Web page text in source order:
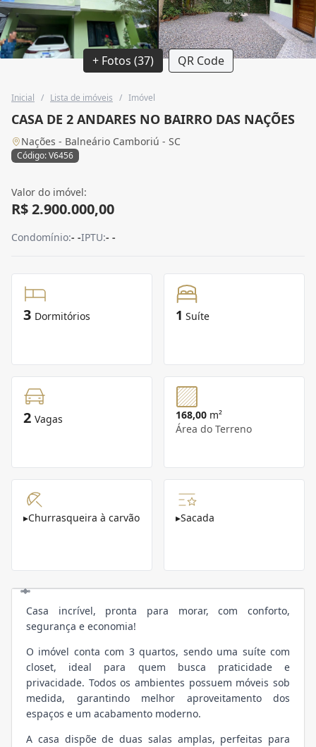
+ Fotos (37) QR Code
Inicial / Lista de imóveis / Imóvel
CASA DE 2 ANDARES NO BAIRRO DAS NAÇÕES
Nações - Balneário Camboriú - SC
Código: V6456
Valor do imóvel:
R$ 2.900.000,00
Condomínio:- -IPTU:- -
3 Dormitórios 1 Suíte
2 Vagas 168,00 m²
Área do Terreno
▸Churrasqueira à carvão ▸Sacada
Casa incrível, pronta para morar, com conforto,
segurança e economia!
O imóvel conta com 3 quartos, sendo uma suíte com
closet, ideal para quem busca praticidade e
privacidade. Todos os ambientes possuem móveis sob
medida, garantindo melhor aproveitamento dos
espaços e um acabamento moderno.
A casa dispõe de duas salas amplas, perfeitas para